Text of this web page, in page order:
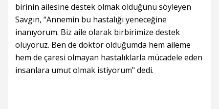
birinin ailesine destek olmak olduğunu söyleyen
Savgın, “Annemin bu hastalığı yeneceğine
inanıyorum. Biz aile olarak birbirimize destek
oluyoruz. Ben de doktor olduğumda hem aileme
hem de çaresi olmayan hastalıklarla mücadele eden
insanlara umut olmak istiyorum" dedi.